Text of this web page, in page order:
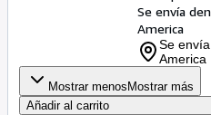
Se envía
America
Se
America
Mostrar menos Mostrar más
Añadir al carrito